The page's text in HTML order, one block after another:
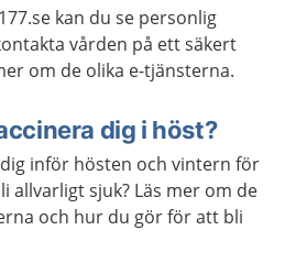
kan du se personlig
vården på ett säkert
om de olika e-tjänsterna.
dig i höst?
inför hösten och vintern för
allvarligt sjuk? Läs mer om de
och hur du gör för att bli